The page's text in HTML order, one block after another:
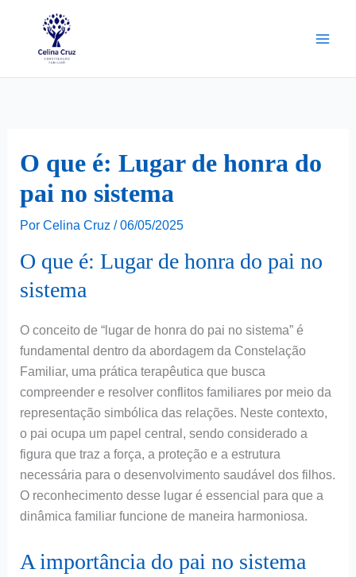
O que é: Lugar de honra do
pai no sistema
Por Celina Cruz / 06/05/2025
O que é: Lugar de honra do pai no
sistema
O conceito de “lugar de honra do pai no sistema” é
fundamental dentro da abordagem da Constelação
Familiar, uma prática terapêutica que busca
compreender e resolver conflitos familiares por meio da
representação simbólica das relações. Neste contexto,
o pai ocupa um papel central, sendo considerado a
figura que traz a força, a proteção e a estrutura
necessária para o desenvolvimento saudável dos filhos.
O reconhecimento desse lugar é essencial para que a
dinâmica familiar funcione de maneira harmoniosa.
A importância do pai no sistema